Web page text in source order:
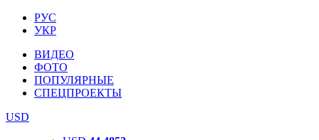
РУС
УКР
ВИДЕО
ФОТО
ПОПУЛЯРНЫЕ
СПЕЦПРОЕКТЫ
USD